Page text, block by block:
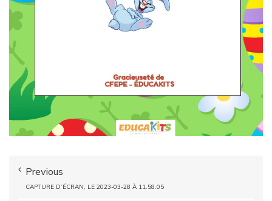
Previous
CAPTURE D’ÉCRAN, LE 2023-03-28 À 11.58.05